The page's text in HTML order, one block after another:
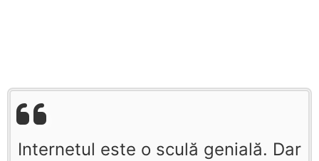
Internetul este o sculă genială. Dar